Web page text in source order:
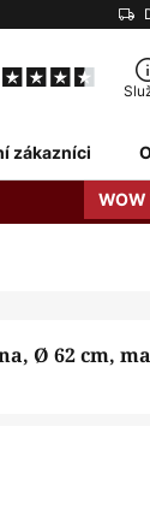
zákazníci
WOW
Ø 62 cm,